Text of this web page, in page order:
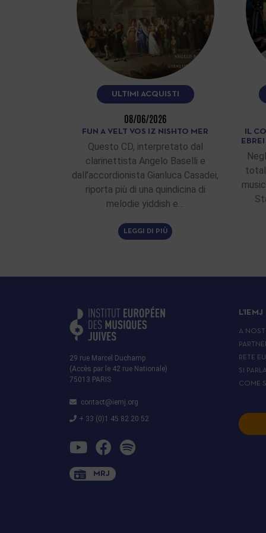
ULTIMI ACQUISTI
08/06/2026
FUN A VELT VOS IZ NISHTO MER
Questo CD, interpretato dal
clarinettista Angelo Baselli e
dall’accordionista Gianluca Casadei,
riporta più di una quindicina di
melodie yiddish e…
LEGGI DI PIÙ
IL
29 rue Marcel Duchamp
(Accès par le 42 rue Nationale)
75013 PARIS
contact@iemj.org
+ 33 (0)1 45 82 20 52
MRJ
L’IEMJ
A
RETE
SI
COME